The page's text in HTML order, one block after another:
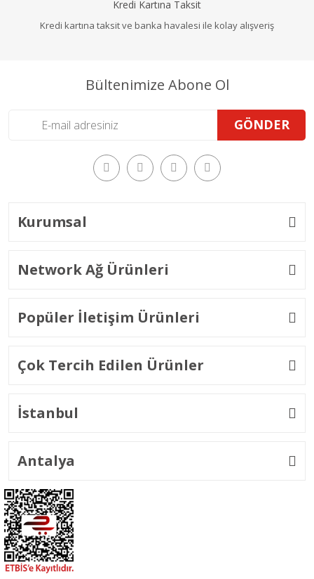
Kredi Kartına Taksit
Kredi kartına taksit ve banka havalesi ile kolay alışveriş
Bültenimize Abone Ol
GÖNDER
Kurumsal
Network Ağ Ürünleri
Popüler İletişim Ürünleri
Çok Tercih Edilen Ürünler
İstanbul
Antalya